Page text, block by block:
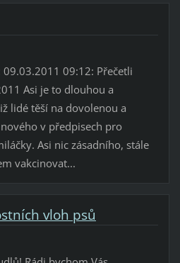
09.03.2011 09:12: Přečetli
Asi je to dlouhou a
lidé těší na dovolenou a
v předpisech pro
Asi nic zásadního, stále
vakcinovat...
vloh psů